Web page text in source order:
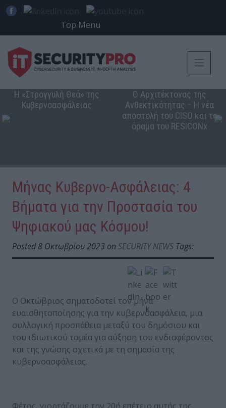
Top Menu
Η «Στρογγυλή Θεά» της
Κυβερνοασφάλειας
Ο Αρχιτέκτονας της
Ανθεκτικότητας – Η νέα
αποστολή του CISO και το
όραμα του RESICONx
Μήνας Κυβερνο-Ασφάλειας: 4
Βήματα για την Προστασία του
Ψηφιακού μας Κόσμου!
Posted 8 Οκτωβρίου 2023 on SECURITY NEWS Tags:
Ο Οκτώβριος σηματοδοτεί τον μήνα
ευαισθητοποίησης για την κυβερνοασφάλεια, μια
συλλογική προσπάθεια μεταξύ του δημόσιου και
του ιδιωτικού τομέα για αύξηση του ενδιαφέροντος
και της γνώσης σχετικά με τη σημασία της
κυβερνοασφάλειας.